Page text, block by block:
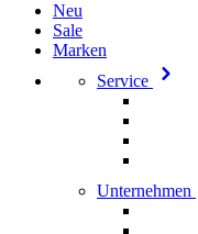
Neu
Sale
Marken
Service
Unternehmen